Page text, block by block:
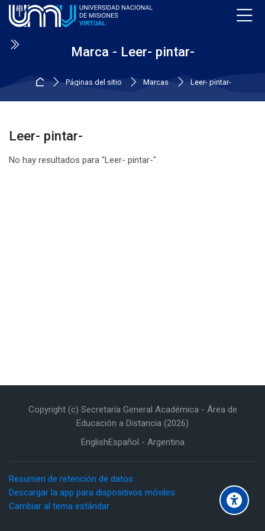
Skip to navigation
Skip to login form
Salta al contenido principal
Skip to accessibility options
Skip to footer
Skip accessibility options
Marca - Leer- pintar-
Página Principal
Páginas del sitio Marcas Leer- pintar-
Leer- pintar-
No hay resultados para "Leer- pintar-"
Copyright (c) Secretaría General Académica - Área de
Educación a Distancia (2026)
EnglishEspañol - Argentina
Resumen de retención de datos
Descargar la app para dispositivos móviles
Cambiar al tema estándar